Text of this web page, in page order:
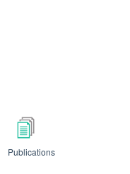
Publications